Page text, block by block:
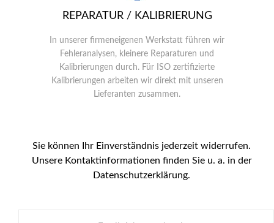
REPARATUR / KALIBRIERUNG
In unserer firmeneigenen Werkstatt führen wir
Fehleranalysen, kleinere Reparaturen und
Kalibrierungen durch. Für ISO zertifizierte
Kalibrierungen arbeiten wir direkt mit unseren
Lieferanten zusammen.
Sie können Ihr Einverständnis jederzeit widerrufen.
Unsere Kontaktinformationen finden Sie u. a. in der
Datenschutzerklärung.